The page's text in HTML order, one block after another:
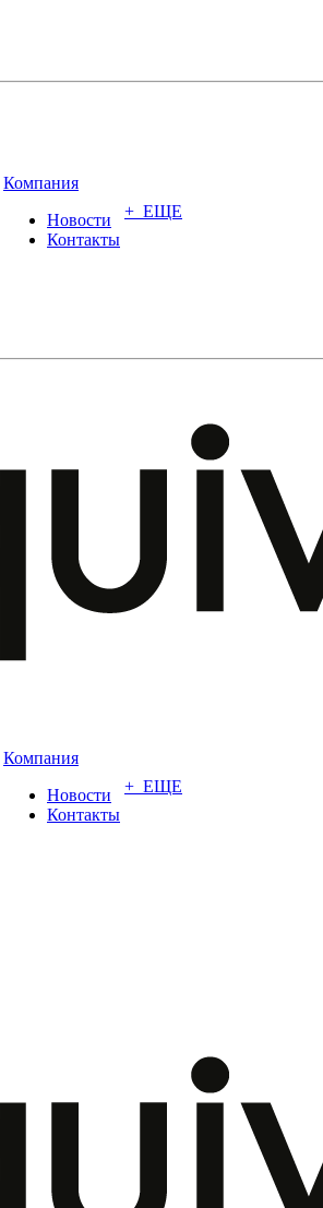
Компания
Новости
Контакты
+ ЕЩЕ
Компания
Новости
Контакты
+ ЕЩЕ